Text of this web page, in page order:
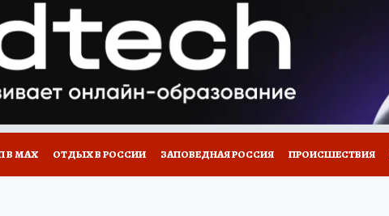
КОНКУРСЫ ГИД ПОТРЕБИТЕЛЯ
В МАХ ОТДЫХ В РОССИИ ЗАПОВЕДНАЯ РОССИЯ ПРОИСШЕСТВИЯ